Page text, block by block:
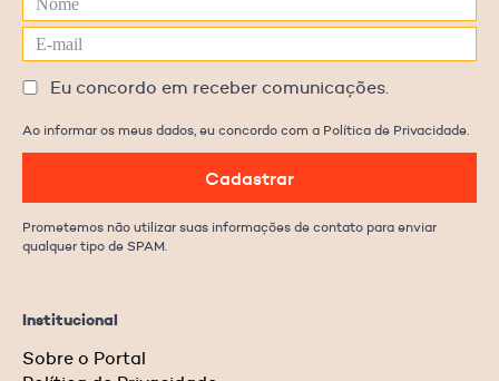
Institucional
Sobre o Portal
Eu concordo em receber comunicações.
Ao informar os meus dados, eu concordo com a Política de Privacidade.
Cadastrar
Prometemos não utilizar suas informações de contato para enviar
qualquer tipo de SPAM.